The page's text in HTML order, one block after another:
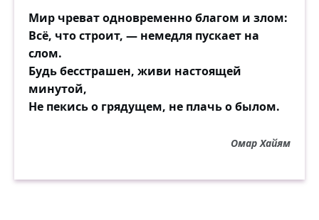
Мир чреват одновременно благом и злом:
Всё, что строит, — немедля пускает на
слом.
Будь бесстрашен, живи настоящей
минутой,
Не пекись о грядущем, не плачь о былом.
Омар Хайям